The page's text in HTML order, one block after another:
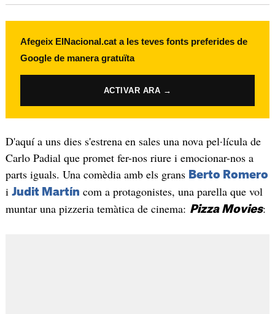
Afegeix ElNacional.cat a les teves fonts preferides de
Google de manera gratuïta
ACTIVAR ARA →
D'aquí a uns dies s'estrena en sales una nova pel·lícula de
Carlo Padial que promet fer-nos riure i emocionar-nos a
parts iguals. Una comèdia amb els grans Berto Romero
i Judit Martín com a protagonistes, una parella que vol
muntar una pizzeria temàtica de cinema: Pizza Movies: